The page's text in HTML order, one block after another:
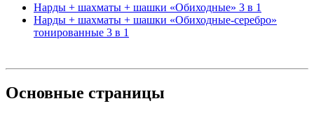
Нарды + шахматы + шашки «Обиходные» 3 в 1
Нарды + шахматы + шашки «Обиходные-серебро»
тонированные 3 в 1
Основные страницы